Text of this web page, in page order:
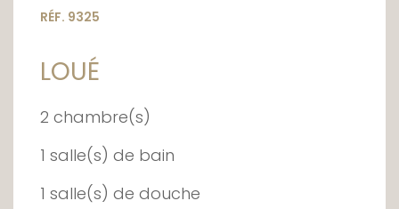
RÉF. 9325
LOUÉ
2 chambre(s)
1 salle(s) de bain
1 salle(s) de douche